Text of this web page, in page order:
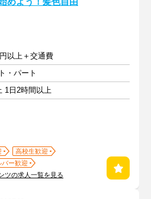
以上＋交通費
・パート
1日2時間以上
高校生歓迎
バー歓迎
ツの求人一覧を見る